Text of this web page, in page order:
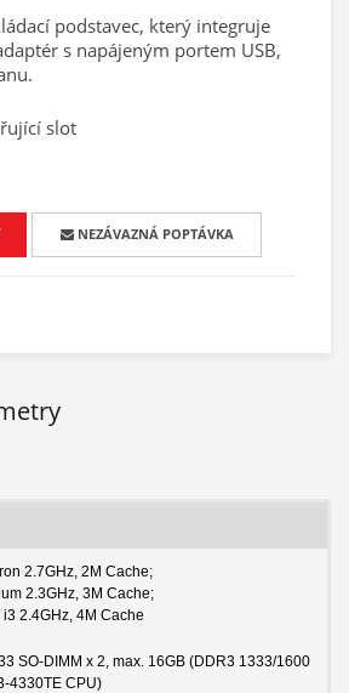
podstavec, který integruje
s napájeným portem USB,
slot
NEZÁVAZNÁ POPTÁVKA
2.7GHz, 2M Cache;
2.3GHz, 3M Cache;
i3 2.4GHz, 4M Cache
SO-DIMM x 2, max. 16GB (DDR3 1333/1600
4330TE CPU)